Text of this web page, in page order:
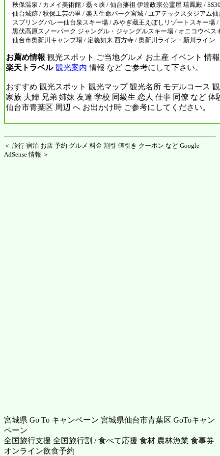
秋保温泉 / カメイ美術館 / 磊々峡 / 仙台藩祖 伊達政宗公霊屋 瑞鳳殿 /
仙台城跡 / 秋保工芸の里 / 楽天生命パーク宮城 / ユアテックスタジアム
スプリングバレー仙台泉スキー場 / みやぎ蔵王えぼしリゾートスキー場 /
黒伏高原スノーパーク ジャングル・ジャングルスキー場 / オニコウベス
仙台市奥新川キャンプ場 / 定義如来 西方寺 / 奥新川ライン・新川ライン
お薦め情報 観光スポット ご当地グルメ お土産 イベント 情
楽天トラベル 観光案内 情報 など ご参考にして下さい。
おすすめ 観光スポット 観光マップ 観光名所 モデルコース
家族 夫婦 兄弟 姉妹 友達 学校 同級生 恋人 仕事 同僚 など 体
仙台市青葉区 周辺 へ お出かけ時 ご参考にしてください。
＜ 旅行 宿泊 お店 予約 グルメ 料金 割引 値引き クーポン など Google
AdSense 情報 ＞
宮城県 Go To キャンペーン 宮城県仙台市青葉区 GoToキャン
ペーン
全国旅行支援 全国旅行割 / 食べて応援 食材 農林漁業 食事券
オンライン飲食予約